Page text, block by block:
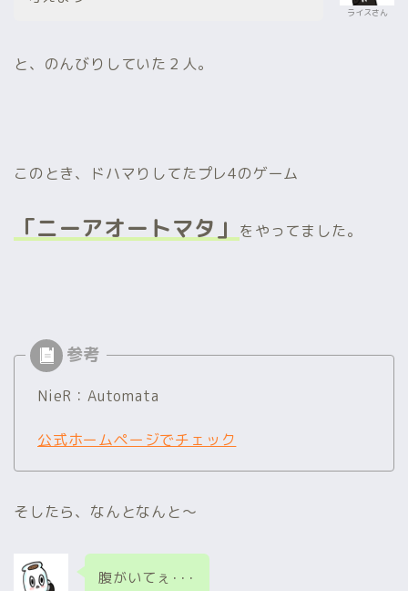
ライスさん
と、のんびりしていた２人。
このとき、ドハマりしてたプレ4のゲーム
「ニーアオートマタ」 をやってました。
NieR：Automata
公式ホームページでチェック
そしたら、なんとなんと～
腹がいてぇ･･･